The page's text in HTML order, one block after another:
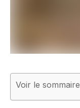
Voir le sommaire